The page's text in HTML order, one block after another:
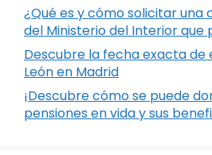
¿Qué es y cómo solicitar
del Ministerio del Interior que
Descubre la fecha exacta de
León en Madrid
¡Descubre cómo se puede
pensiones en vida y sus